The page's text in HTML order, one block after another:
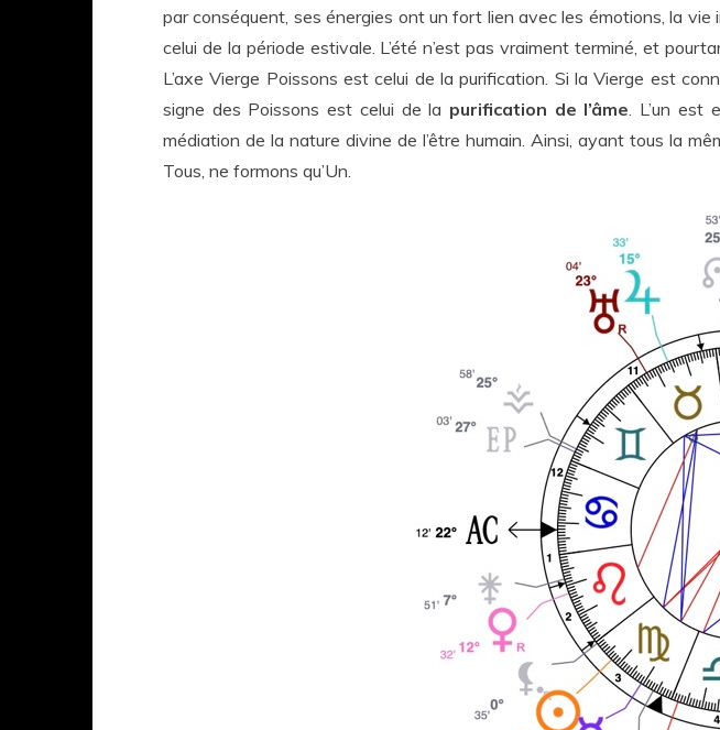
par conséquent, ses énergies ont un fort lien avec les émotions, la
celui de la période estivale. L’été n’est pas vraiment terminé, et
L’axe Vierge Poissons est celui de la purification. Si la Vierge est
signe des Poissons est celui de la purification de l’âme . L’un
médiation de la nature divine de l’être humain. Ainsi, ayant tous la
Tous, ne formons qu’Un.